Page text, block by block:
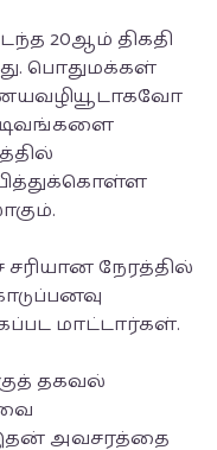
20ஆம் திகதி
பொதுமக்கள்
நேரத்தில்
மாட்டார்கள்.
தகவல்
அவசரத்தை